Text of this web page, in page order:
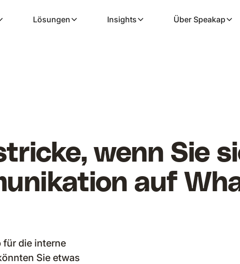
Lösungen Insights Über Speakap
wenn Sie
auf
für die interne
Sie etwas